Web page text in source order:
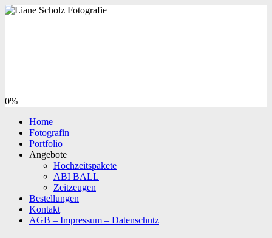
0%
Home
Fotografin
Portfolio
Angebote
Hochzeitspakete
ABI BALL
Zeitzeugen
Bestellungen
Kontakt
AGB – Impressum – Datenschutz